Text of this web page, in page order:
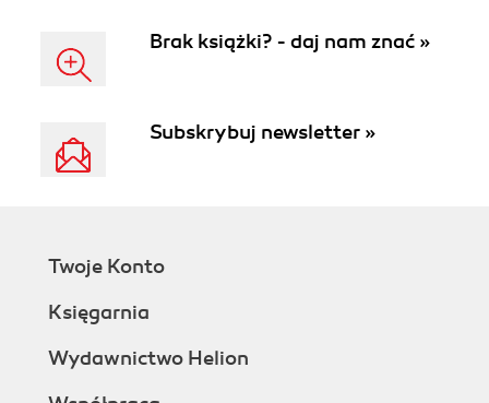
Brak książki? - daj nam znać »
Subskrybuj newsletter »
Twoje Konto
Księgarnia
Wydawnictwo Helion